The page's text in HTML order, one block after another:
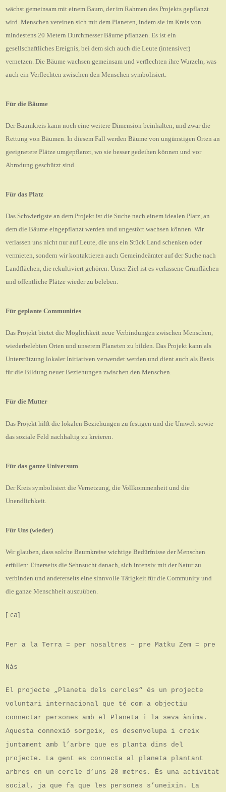
wächst gemeinsam mit einem Baum,der im Rahmen des Projekts gepflanzt
wird. Menschen vereinen sich mit demPlaneten, indem sie im Kreis von
mindestens 20 Metern Durchmesser Bäume pflanzen.Es ist ein
gesellschaftliches Ereignis, bei dem sich auch die Leute (intensiver)
vernetzen.Die Bäume wachsen gemeinsam und verflechten ihre Wurzeln, was
auch einVerflechten zwischen den Menschen symbolisiert.
Für die Bäume
Der Baumkreis kann noch eine weitere Dimension beinhalten, und zwar die
Rettung von Bäumen. In diesem Fall werden Bäume von ungünstigen Orten an
geeignetere Plätze umgepflanzt, wo sie besser gedeihen können und vor
Abrodung geschützt sind.
Für das Platz
Das Schwierigste an dem Projekt ist die Suche nach einem idealen Platz, an
dem die Bäume eingepflanzt werden und ungestört wachsen können. Wir
verlassen uns nicht nur auf Leute, die uns ein Stück Land schenken oder
vermieten, sondern wir kontaktieren auch Gemeindeämter auf der Suche nach
Landflächen, die rekultiviert gehören. Unser Ziel ist es verlassene Grünflächen
und öffentliche Plätze wieder zu beleben.
Für geplante Communities
Das Projekt bietet die Möglichkeit neue Verbindungen zwischen Menschen,
wiederbelebten Orten und unserem Planeten zu bilden. Das Projekt kann als
Unterstützung lokaler Initiativen verwendet werden und dient auch als Basis
für die Bildung neuer Beziehungen zwischen den Menschen.
Für die Mutter
Das Projekt hilft die lokalen Beziehungen zu festigen und die Umwelt sowie
das soziale Feld nachhaltig zu kreieren.
Für das ganze Universum
Der Kreis symbolisiert die Vernetzung, die Vollkommenheit und die
Unendlichkeit.
Für Uns (wieder)
Wir glauben, dass solche Baumkreise wichtige Bedürfnisse der Menschen
erfüllen: Einerseits die Sehnsucht danach, sich intensiv mit der Natur zu
verbinden und andererseits eine sinnvolle Tätigkeit für die Community und
die ganze Menschheit auszuüben.
[:ca]
Per a la Terra = per nosaltres – pre Matku Zem = pre
Nás
El projecte „Planeta dels cercles“ és un projecte
voluntari internacional que té com a objectiu
connectar persones amb el Planeta i la seva ànima.
Aquesta connexió sorgeix, es desenvolupa i creix
juntament amb l’arbre que es planta dins del
projecte. La gent es connecta al planeta plantant
arbres en un cercle d’uns 20 metres. És una activitat
social, ja que fa que les persones s’uneixin. La